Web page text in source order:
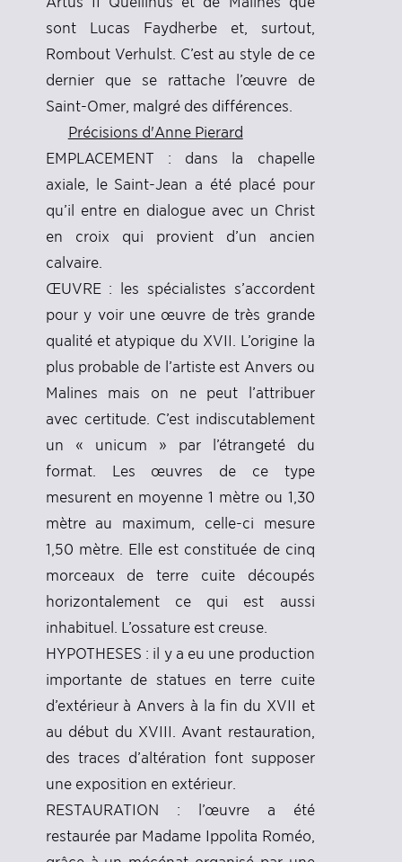
sont Lucas Faydherbe et, surtout,
Rombout Verhulst. C’est au style de ce
dernier que se rattache l’œuvre de
Saint-Omer, malgré des différences.
Précisions d'Anne Pierard
EMPLACEMENT : dans la chapelle
axiale, le Saint-Jean a été placé pour
qu’il entre en dialogue avec un Christ
en croix qui provient d’un ancien
calvaire.
ŒUVRE : les spécialistes s’accordent
pour y voir une œuvre de très grande
qualité et atypique du XVII. L’origine la
plus probable de l’artiste est Anvers ou
Malines mais on ne peut l’attribuer
avec certitude. C’est indiscutablement
un « unicum » par l’étrangeté du
format. Les œuvres de ce type
mesurent en moyenne 1 mètre ou 1,30
mètre au maximum, celle-ci mesure
1,50 mètre. Elle est constituée de cinq
morceaux de terre cuite découpés
horizontalement ce qui est aussi
inhabituel. L’ossature est creuse.
HYPOTHESES : il y a eu une production
importante de statues en terre cuite
d’extérieur à Anvers à la fin du XVII et
au début du XVIII. Avant restauration,
des traces d’altération font supposer
une exposition en extérieur.
RESTAURATION : l’œuvre a été
restaurée par Madame Ippolita Roméo,